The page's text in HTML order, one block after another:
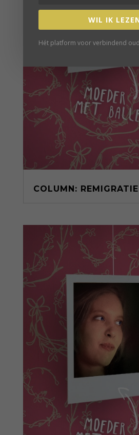
COLUMN: REMIGRATIE
WIL IK
Hét platform voor verbindend